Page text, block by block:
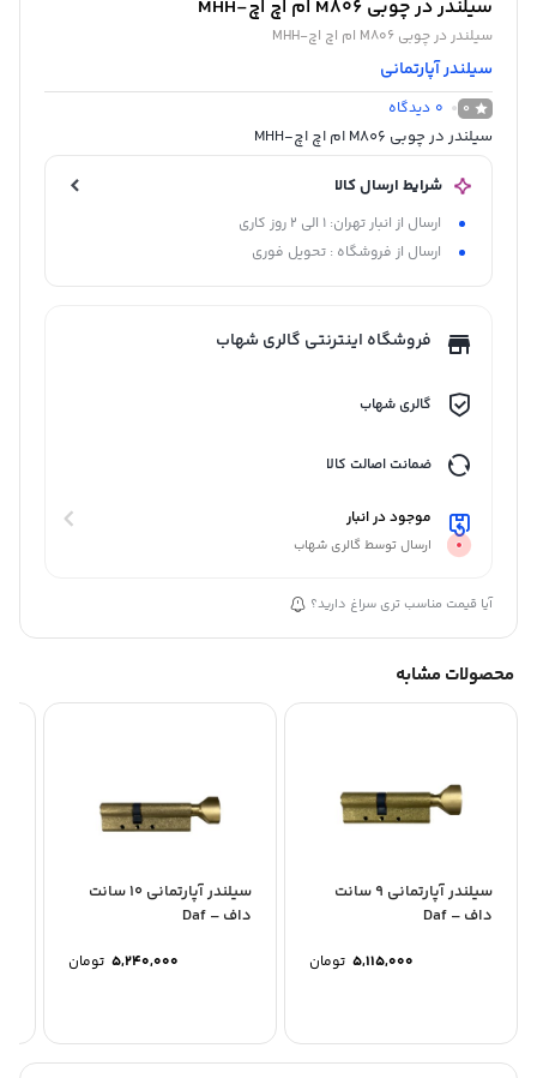
سیلندر در چوبی M806 ام اچ اچ-MHH
سیلندر در چوبی M806 ام اچ اچ-MHH
سیلندر آپارتمانی
0
0 دیدگاه
سیلندر در چوبی M806 ام اچ اچ-MHH
شرایط ارسال کالا
ارسال از انبار تهران: 1 الی 2 روز کاری
ارسال از فروشگاه : تحویل فوری
فروشگاه اینترنتی گالری شهاب
گالری شهاب
ضمانت اصالت کالا
موجود در انبار
ارسال توسط گالری شهاب
آیا قیمت مناسب تری سراغ دارید؟
محصولات مشابه
سیلندر آپارتمانی 9 سانت
داف – Daf
5,115,000 تومان
سیلندر آپارتمانی 10 سانت
داف – Daf
5,240,000 تومان